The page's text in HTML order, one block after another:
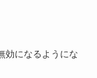
効になるようにな